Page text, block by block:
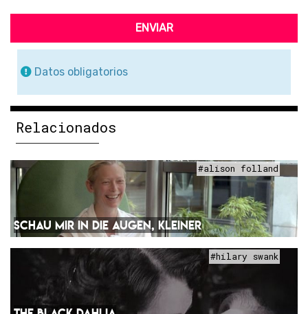
ENVIAR
Datos obligatorios
Relacionados
#alison folland
SCHAU MIR IN DIE AUGEN, KLEINER
#hilary swank